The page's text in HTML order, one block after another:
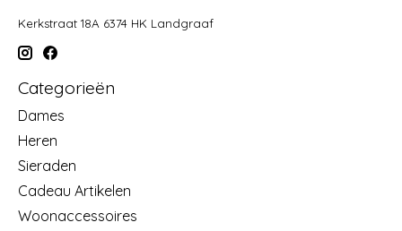
Kerkstraat 18A 6374 HK Landgraaf
Categorieën
Dames
Heren
Sieraden
Cadeau Artikelen
Woonaccessoires